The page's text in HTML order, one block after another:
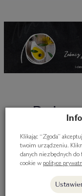
Klikając “Zgoda”
twoim urządzeniu.
danych niezbędnych do
cookie w polityce